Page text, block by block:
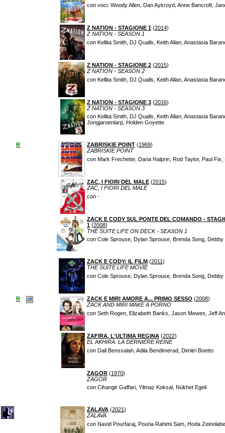
con voci: Woody Allen, Dan Aykroyd, Anne Bancroft,
Z NATION - STAGIONE 1 (2014)
Z NATION - SEASON 1
con Kellita Smith, DJ Qualls, Keith Allan, Anastasia
Z NATION - STAGIONE 2 (2015)
Z NATION - SEASON 2
con Kellita Smith, DJ Qualls, Keith Allan, Anastasia
Z NATION - STAGIONE 3 (2016)
Z NATION - SEASON 3
con Kellita Smith, DJ Qualls, Keith Allan, Anastasia
Jongjaroenlarp, Holden Goyette
R ZABRISKIE POINT (1969)
ZABRISKIE POINT
con Mark Frechette, Daria Halprin, Rod Taylor, Paul Fix,
ZAC, I FIORI DEL MALE (2015)
ZAC, I FIORI DEL MALE
con -
ZACK E CODY SUL PONTE DEL COMANDO -
1 (2008)
THE SUITE LIFE ON DECK - SEASON 1
con Cole Sprouse, Dylan Sprouse, Brenda Song,
ZACK E CODY: IL FILM (2011)
THE SUITE LIFE MOVIE
con Cole Sprouse, Dylan Sprouse, Brenda Song,
R ZACK E MIRI AMORE A... PRIMO SESSO (2008)
ZACK AND MIRI MAKE A PORNO
con Seth Rogen, Elizabeth Banks, Jason Mewes, Jeff
ZAFIRA, L'ULTIMA REGINA (2022)
EL AKHIRA. LA DERNIÈRE REINE
con Dali Benssalah, Adila Bendimerad, Dimitri Boetto
ZAGOR (1970)
ZAGOR
con Cihangir Gaffari, Yilmaz Koksal, Nükhet Egeli
ZALAVA (2021)
ZALAVA
con Navid Pourfaraj, Pouria Rahimi Sam, Hoda